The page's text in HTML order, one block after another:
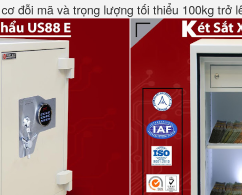
đỗi mã và trọng lượng tối thiểu 100kg trở